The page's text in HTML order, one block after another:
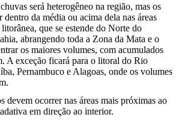
será heterogêneo na região, mas os
da média ou acima dela nas áreas
que se estende do Norte do
abrangendo toda a Zona da Mata e o
os maiores volumes, com acumulados
A exceção ficará para o litoral do Rio
Pernambuco e Alagoas, onde os volumes
devem ocorrer nas áreas mais próximas ao
em direção ao interior.